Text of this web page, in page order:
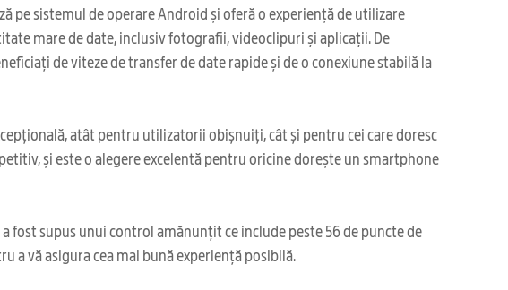
pe sistemul de operare Android și oferă o experiență de utilizare
mare de date, inclusiv fotografii, videoclipuri și aplicații. De
de viteze de transfer de date rapide și de o conexiune stabilă la
atât pentru utilizatorii obișnuiți, cât și pentru cei care doresc
și este o alegere excelentă pentru oricine dorește un smartphone
fost supus unui control amănunțit ce include peste 56 de puncte de
a vă asigura cea mai bună experiență posibilă.